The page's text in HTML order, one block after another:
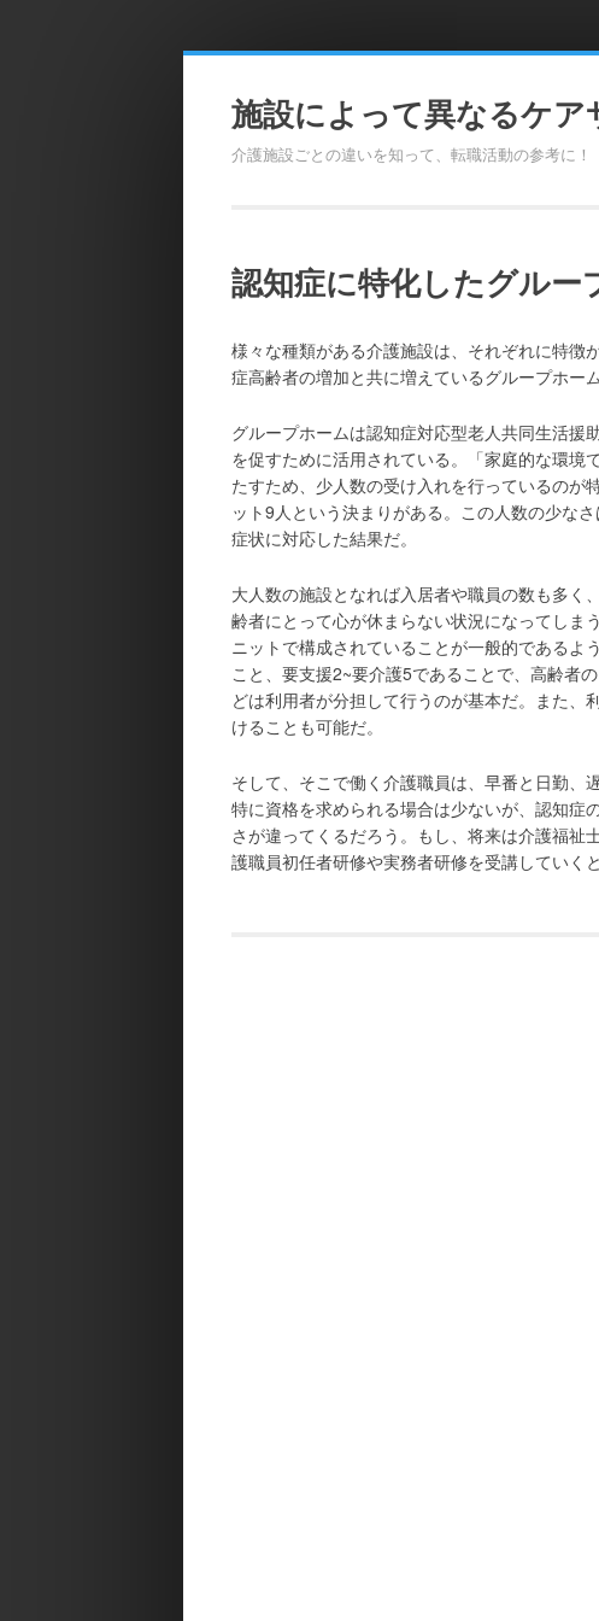
to
content
施設によって異なるケア
介護施設ごとの違いを知って、転職活動の参考に！
認知症に特化したグルー
様々な種類がある介護施設は、それぞれに特徴
症高齢者の増加と共に増えているグループホー
グループホームは認知症対応型老人共同生活援
を促すために活用されている。「家庭的な環境
たすため、少人数の受け入れを行っているのが
ット9人という決まりがある。この人数の少な
症状に対応した結果だ。
大人数の施設となれば入居者や職員の数も多く
齢者にとって心が休まらない状況になってしま
ニットで構成されていることが一般的であるよ
こと、要支援2~要介護5であることで、高齢者
どは利用者が分担して行うのが基本だ。また、
けることも可能だ。
そして、そこで働く介護職員は、早番と日勤、
特に資格を求められる場合は少ないが、認知症
さが違ってくるだろう。もし、将来は介護福祉
護職員初任者研修や実務者研修を受講していく